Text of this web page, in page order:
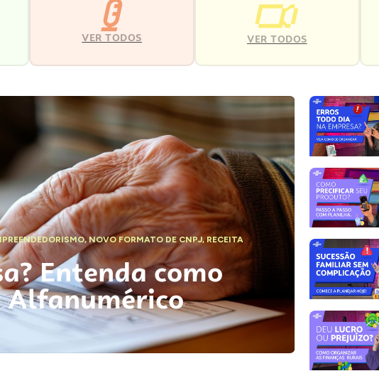
VER TODOS VER TODOS
,NOVO FORMATO DE CNPJ,RECEITA
Entenda como
Alfanumérico